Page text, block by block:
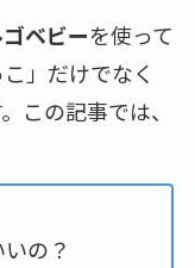
ベビーを使って
」だけでなく
この記事では、
の？